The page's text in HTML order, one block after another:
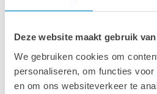
Deze website maakt gebruik
We gebruiken cookies om
personaliseren, om functies
en om ons websiteverkeer te
428 x 320 cm
Afmetingen inclusief oren (bxl)
448 x 340 cm